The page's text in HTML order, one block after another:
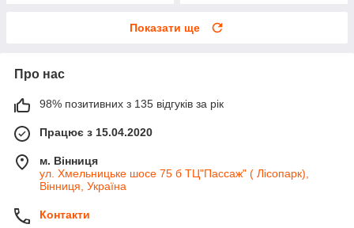
Показати ще
Про нас
98% позитивних з 135 відгуків за рік
Працює з 15.04.2020
м. Вінниця
ул. Хмельницьке шосе 75 б ТЦ"Пассаж" ( Лісопарк),
Вінниця, Україна
Контакти